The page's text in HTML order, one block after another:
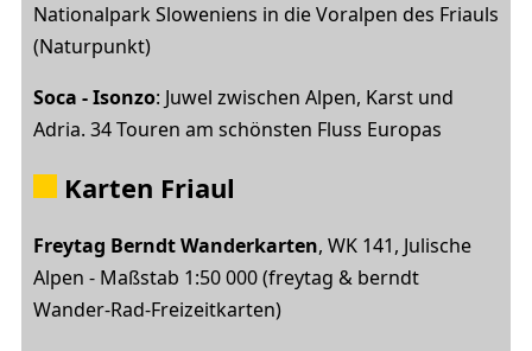
Nationalpark Sloweniens in die Voralpen des Friauls
(Naturpunkt)
Soca - Isonzo: Juwel zwischen Alpen, Karst und
Adria. 34 Touren am schönsten Fluss Europas
Karten Friaul
Freytag Berndt Wanderkarten, WK 141, Julische
Alpen - Maßstab 1:50 000 (freytag & berndt
Wander-Rad-Freizeitkarten)